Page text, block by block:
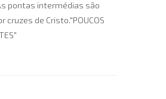
pontas intermédias são
cruzes de Cristo."POUCOS